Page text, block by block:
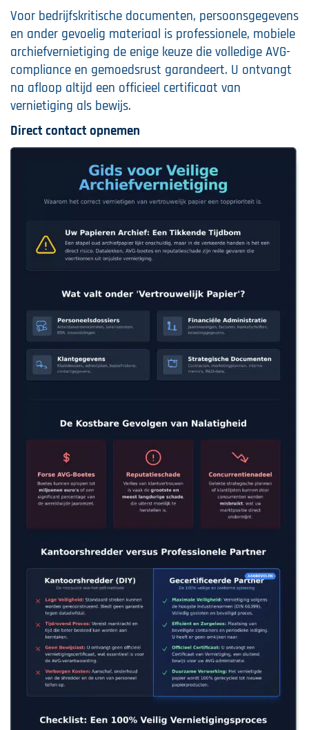
Voor bedrijfskritische documenten, persoonsgegevens
en ander gevoelig materiaal is professionele, mobiele
archiefvernietiging de enige keuze die volledige AVG-
compliance en gemoedsrust garandeert. U ontvangt
na afloop altijd een officieel certificaat van
vernietiging als bewijs.
Direct contact opnemen